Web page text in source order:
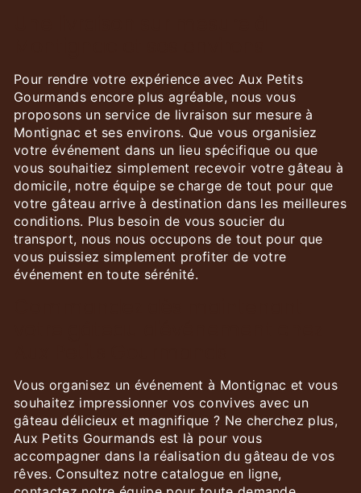
Pour rendre votre expérience avec Aux Petits
Gourmands encore plus agréable, nous vous
proposons un service de livraison sur mesure à
Montignac et ses environs. Que vous organisiez
votre événement dans un lieu spécifique ou que
vous souhaitiez simplement recevoir votre gâteau à
domicile, notre équipe se charge de tout pour que
votre gâteau arrive à destination dans les meilleures
conditions. Plus besoin de vous soucier du
transport, nous nous occupons de tout pour que
vous puissiez simplement profiter de votre
événement en toute sérénité.
Vous organisez un événement à Montignac et vous
souhaitez impressionner vos convives avec un
gâteau délicieux et magnifique ? Ne cherchez plus,
Aux Petits Gourmands est là pour vous
accompagner dans la réalisation du gâteau de vos
rêves. Consultez notre catalogue en ligne,